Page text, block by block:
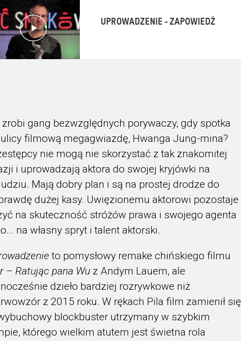
UPROWADZENIE - ZAPOWIEDŹ
zrobi gang bezwzględnych porywaczy, gdy spotka
filmową megagwiazdę, Hwanga Jung-mina?
nie mogą nie skorzystać z tak znakomitej
i uprowadzają aktora do swojej kryjówki na
Mają dobry plan i są na prostej drodze do
dużej kasy. Uwięzionemu aktorowi pozostaje
na skuteczność stróżów prawa i swojego agenta
na własny spryt i talent aktorski.
to pomysłowy remake chińskiego filmu
–Ratując pana Wu z Andym Lauem, ale
dzieło bardziej rozrywkowe niż
z 2015 roku. W rękach Pila film zamienił się
blockbuster utrzymany w szybkim
którego wielkim atutem jest świetna rola